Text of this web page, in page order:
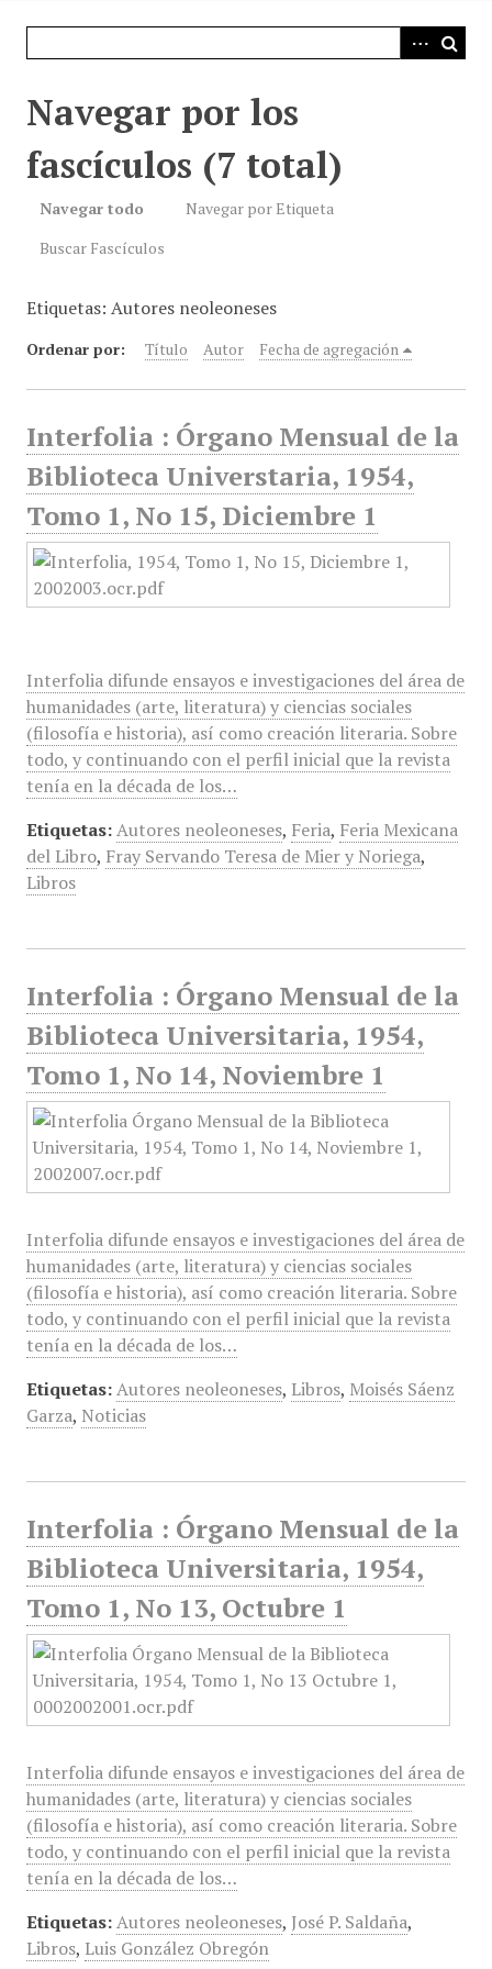
Navegar por los
fascículos (7 total)
Navegar todo
Navegar por Etiqueta
Buscar Fascículos
Etiquetas: Autores neoleoneses
Ordenar por: Título Autor Fecha de agregación
Interfolia : Órgano Mensual de la
Biblioteca Universtaria, 1954,
Tomo 1, No 15, Diciembre 1
Interfolia difunde ensayos e investigaciones del área de
humanidades (arte, literatura) y ciencias sociales
(filosofía e historia), así como creación literaria. Sobre
todo, y continuando con el perfil inicial que la revista
tenía en la década de los…
Etiquetas: Autores neoleoneses, Feria, Feria Mexicana
del Libro, Fray Servando Teresa de Mier y Noriega,
Libros
Interfolia : Órgano Mensual de la
Biblioteca Universitaria, 1954,
Tomo 1, No 14, Noviembre 1
Interfolia difunde ensayos e investigaciones del área de
humanidades (arte, literatura) y ciencias sociales
(filosofía e historia), así como creación literaria. Sobre
todo, y continuando con el perfil inicial que la revista
tenía en la década de los…
Etiquetas: Autores neoleoneses, Libros, Moisés Sáenz
Garza, Noticias
Interfolia : Órgano Mensual de la
Biblioteca Universitaria, 1954,
Tomo 1, No 13, Octubre 1
Interfolia difunde ensayos e investigaciones del área de
humanidades (arte, literatura) y ciencias sociales
(filosofía e historia), así como creación literaria. Sobre
todo, y continuando con el perfil inicial que la revista
tenía en la década de los…
Etiquetas: Autores neoleoneses, José P. Saldaña,
Libros, Luis González Obregón